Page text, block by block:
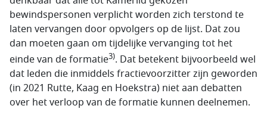
bewindspersonen verplicht worden zich terstond te
laten vervangen door opvolgers op de lijst. Dat zou
dan moeten gaan om tijdelijke vervanging tot het
einde van de formatie3). Dat betekent bijvoorbeeld wel
dat leden die inmiddels fractievoorzitter zijn geworden
(in 2021 Rutte, Kaag en Hoekstra) niet aan debatten
over het verloop van de formatie kunnen deelnemen.